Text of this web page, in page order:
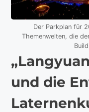
Der Parkplan für
Themenwelten, die
und die